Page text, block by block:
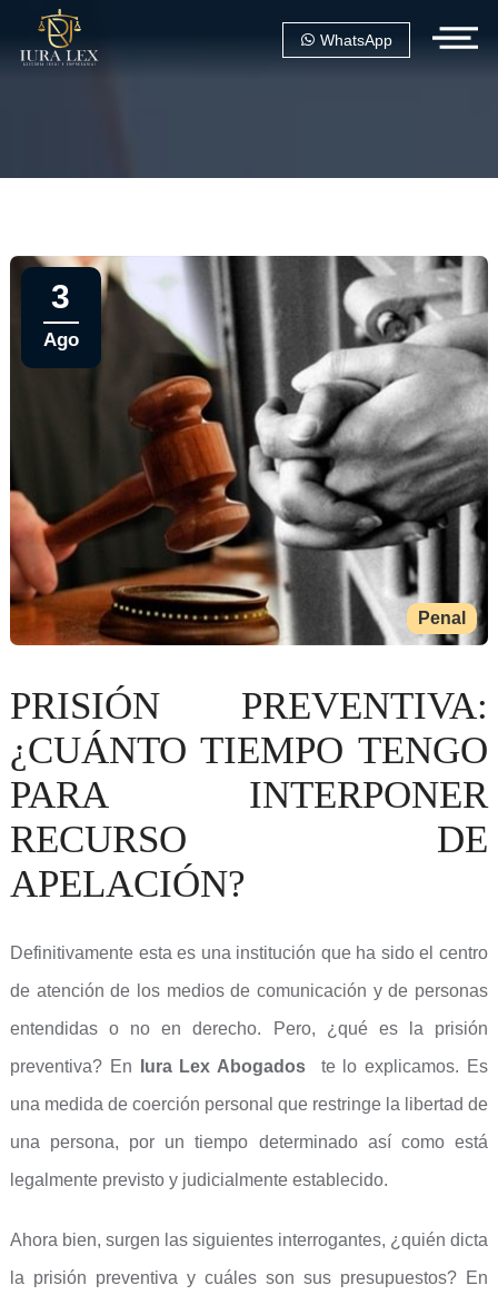
WhatsApp
Penal
3
Ago
PRISIÓN PREVENTIVA:
¿CUÁNTO TIEMPO TENGO
PARA INTERPONER
RECURSO DE
APELACIÓN?
Definitivamente esta es una institución que ha sido el centro
de atención de los medios de comunicación y de personas
entendidas o no en derecho. Pero, ¿qué es la prisión
preventiva? En
Iura Lex Abogados
te lo explicamos. Es
una medida de coerción personal que restringe la libertad de
una persona, por un tiempo determinado así como está
legalmente previsto y judicialmente establecido.
Ahora bien, surgen las siguientes interrogantes, ¿quién dicta
la prisión preventiva y cuáles son sus presupuestos? En